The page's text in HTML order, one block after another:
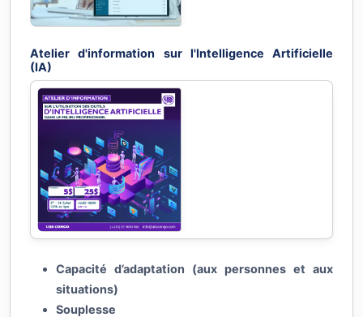
Atelier d'information sur l'Intelligence Artificielle
(IA)
Capacité d’adaptation (aux personnes et aux
situations)
Souplesse